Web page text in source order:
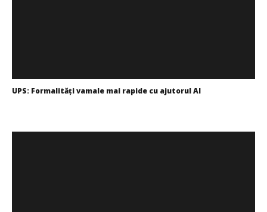
UPS: Formalități vamale mai rapide cu ajutorul AI